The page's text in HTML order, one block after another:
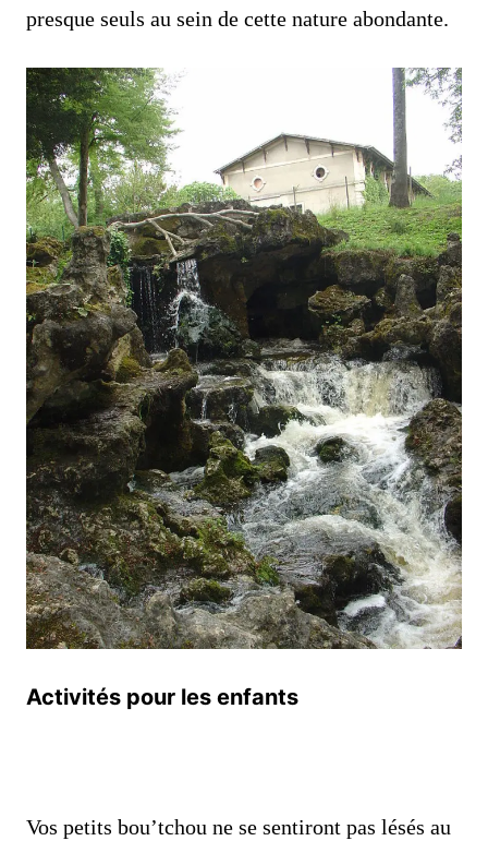
presque seuls au sein de cette nature abondante.
Activités pour les enfants
Vos petits bou’tchou ne se sentiront pas lésés au